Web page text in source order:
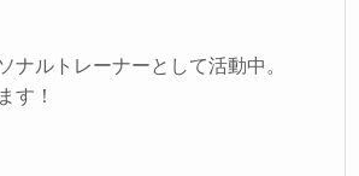
ルトレーナーとして活動中。
す！